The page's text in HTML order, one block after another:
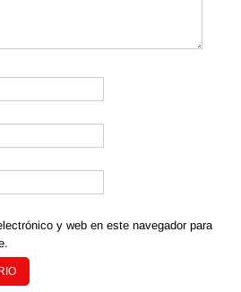
y web en este navegador para